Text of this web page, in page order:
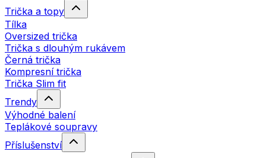
Trička a topy
Tílka
Oversized trička
Trička s dlouhým rukávem
Černá trička
Kompresní trička
Trička Slim fit
Trendy
Výhodné balení
Teplákové soupravy
Příslušenství